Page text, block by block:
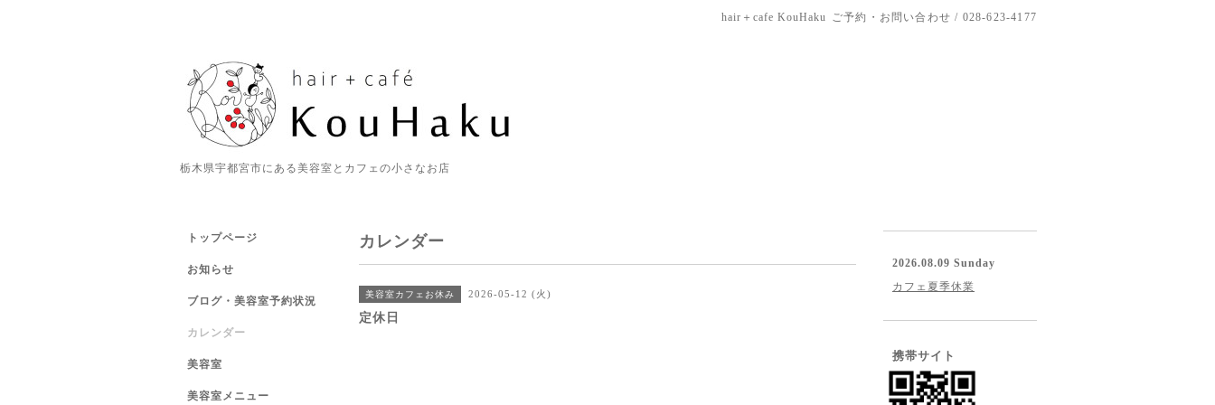
hair＋cafe KouHaku ご予約・お問い合わせ / 028-623-4177
栃木県宇都宮市にある美容室とカフェの小さなお店
カレンダー
美容室カフェお休み 2026-05-12 (火)
定休日
トップページ
お知らせ
ブログ・美容室予約状況
カレンダー
美容室
美容室メニュー
2026.08.09 Sunday
カフェ夏季休業
携帯サイト